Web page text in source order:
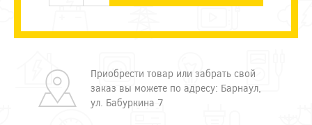
Приобрести товар или забрать свой
заказ вы можете по адресу: Барнаул,
ул. Бабуркина 7